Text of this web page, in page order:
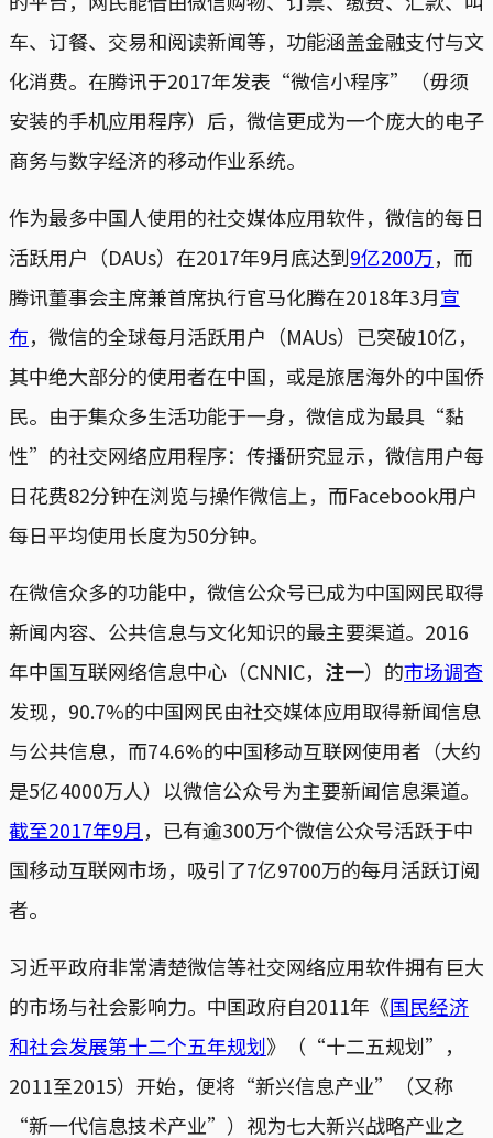
车、订餐、交易和阅读新闻等，功能涵盖金融支付与文
化消费。在腾讯于2017年发表“微信小程序”（毋须
安装的手机应用程序）后，微信更成为一个庞大的电子
商务与数字经济的移动作业系统。
作为最多中国人使用的社交媒体应用软件，微信的每日
活跃用户（DAUs）在2017年9月底达到9亿200万，而
腾讯董事会主席兼首席执行官马化腾在2018年3月宣
布，微信的全球每月活跃用户（MAUs）已突破10亿，
其中绝大部分的使用者在中国，或是旅居海外的中国侨
民。由于集众多生活功能于一身，微信成为最具“黏
性”的社交网络应用程序：传播研究显示，微信用户每
日花费82分钟在浏览与操作微信上，而Facebook用户
每日平均使用长度为50分钟。
在微信众多的功能中，微信公众号已成为中国网民取得
新闻内容、公共信息与文化知识的最主要渠道。2016
年中国互联网络信息中心（CNNIC， 注一）的市场调查
发现，90.7%的中国网民由社交媒体应用取得新闻信息
与公共信息，而74.6%的中国移动互联网使用者（大约
是5亿4000万人）以微信公众号为主要新闻信息渠道。
截至2017年9月 ，已有逾300万个微信公众号活跃于中
国移动互联网市场，吸引了7亿9700万的每月活跃订阅
者。
习近平政府非常清楚微信等社交网络应用软件拥有巨大
的市场与社会影响力。中国政府自2011年《国民经济
和社会发展第十二个五年规划》（“十二五规划”，
2011至2015）开始，便将“新兴信息产业”（又称
“新一代信息技术产业”）视为七大新兴战略产业之